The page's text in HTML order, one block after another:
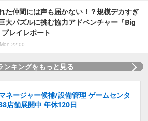
た仲間には声も届かない！？規模デカすぎ
大パズルに挑む協力アドベンチャー『Big
レイレポート
22:00
ンキングをもっと見る
ネージャー候補/設備管理 ゲームセンタ
店舗展開中 年休120日